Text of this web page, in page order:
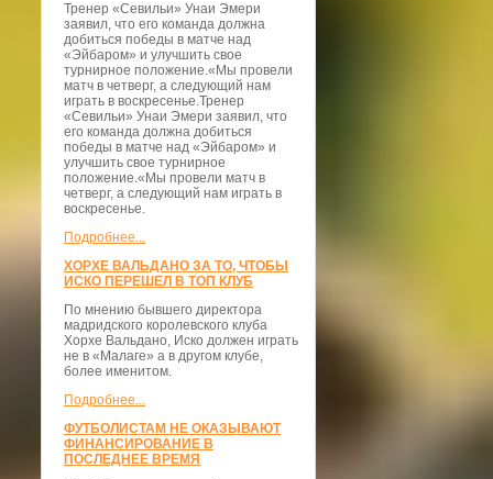
Тренер «Севильи» Унаи Эмери
заявил, что его команда должна
добиться победы в матче над
«Эйбаром» и улучшить свое
турнирное положение.«Мы провели
матч в четверг, а следующий нам
играть в воскресенье.Тренер
«Севильи» Унаи Эмери заявил, что
его команда должна добиться
победы в матче над «Эйбаром» и
улучшить свое турнирное
положение.«Мы провели матч в
четверг, а следующий нам играть в
воскресенье.
Подробнее...
ХОРХЕ ВАЛЬДАНО ЗА ТО, ЧТОБЫ
ИСКО ПЕРЕШЕЛ В ТОП КЛУБ
По мнению бывшего директора
мадридского королевского клуба
Хорхе Вальдано, Иско должен играть
не в «Малаге» а в другом клубе,
более именитом.
Подробнее...
ФУТБОЛИСТАМ НЕ ОКАЗЫВАЮТ
ФИНАНСИРОВАНИЕ В
ПОСЛЕДНЕЕ ВРЕМЯ